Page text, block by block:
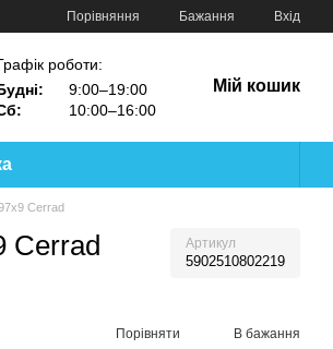
Порівняння Бажання Вхід
роботи:
9:00–19:00
10:00–16:00
Мій кошик
Cerrad
Cerrad Артикул
5902510802219
Порівняти В бажання